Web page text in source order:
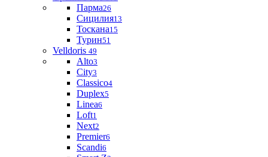
Парма26
Сицилия13
Тоскана15
Турин51
Velldoris 49
Alto3
City3
Classico4
Duplex5
Linea6
Loft1
Next2
Premier6
Scandi6